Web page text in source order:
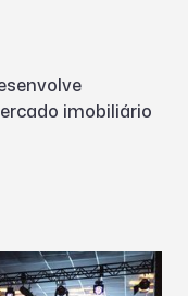
imobiliário